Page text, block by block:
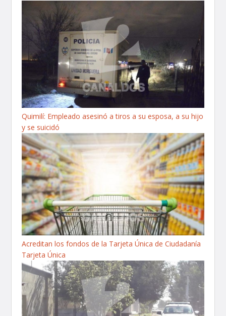
Quimilí: Empleado asesinó a tiros a su esposa, a su hijo
y se suicidó
Acreditan los fondos de la Tarjeta Única de Ciudadanía
Tarjeta Única